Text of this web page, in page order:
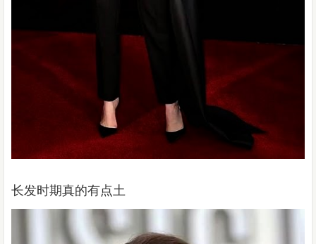
长发时期真的有点土